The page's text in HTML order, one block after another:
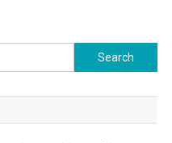
Search
for: